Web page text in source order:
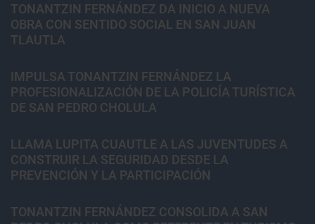
TONANTZIN FERNÁNDEZ DA INICIO A NUEVA
OBRA CON SENTIDO SOCIAL EN SAN JUAN
TLAUTLA
IMPULSA TONANTZIN FERNÁNDEZ LA
PROFESIONALIZACIÓN DE LA POLICÍA TURÍSTICA
DE SAN PEDRO CHOLULA
LLAMA LUPITA CUAUTLE A LAS JUVENTUDES A
CONSTRUIR LA SEGURIDAD DESDE LA
PREVENCIÓN Y LA PARTICIPACIÓN
TONANTZIN FERNÁNDEZ CONSOLIDA A SAN